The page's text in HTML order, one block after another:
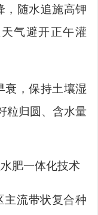
，随水追施高钾
气避开正午灌
衰，保持土壤湿
粒归圆、含水量
肥一体化技术
主流带状复合种